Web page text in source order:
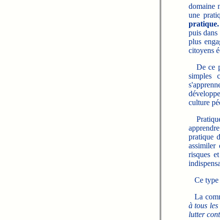
domaine
une
pratique.
puis
plus
citoyens
De ce
simples
culture
pratique
assimiler
risques
Ce type
La
à tous
lutter